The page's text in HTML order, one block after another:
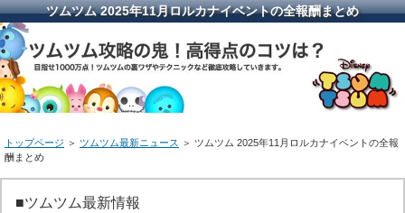
ツムツム 2025年11月ロルカナイベントの全報酬まとめ
トップページ ＞ ツムツム最新ニュース
＞ ツムツム 2025年11月ロルカナイベントの全報
酬まとめ
■ツムツム最新情報